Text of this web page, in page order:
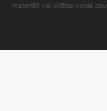
materiāli vai citāda veida